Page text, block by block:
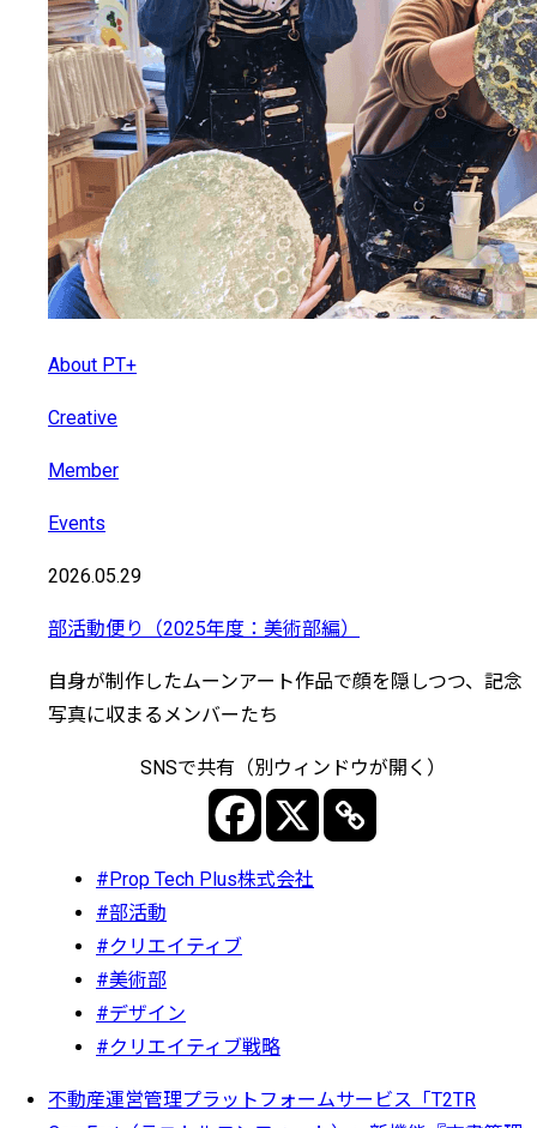
About PT+
Creative
Member
Events
2026.05.29
部活動便り（2025年度：美術部編）
自身が制作したムーンアート作品で顔を隠しつつ、記念
写真に収まるメンバーたち
SNSで共有（別ウィンドウが開く）
#Prop Tech Plus株式会社
#部活動
#クリエイティブ
#美術部
#デザイン
#クリエイティブ戦略
不動産運営管理プラットフォームサービス「T2TR